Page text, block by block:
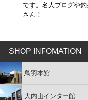
です。名人ブログや
さん！
SHOP INFOMATION
鳥羽本館
大内山インター館